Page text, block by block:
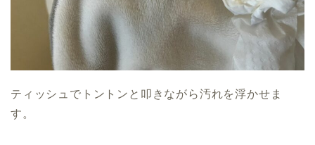
ティッシュでトントンと叩きながら汚れを浮かせま
す。